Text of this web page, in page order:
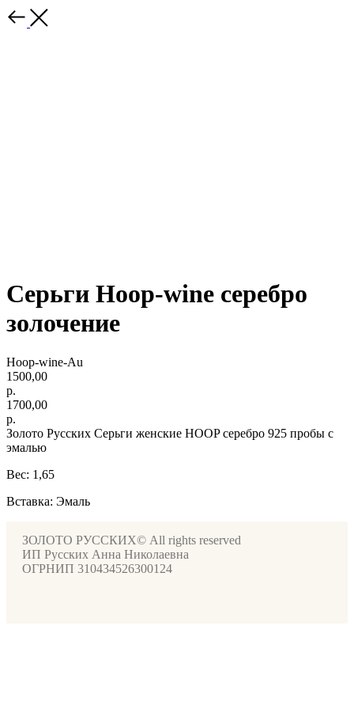
Серьги Hoop-wine серебро
золочение
Hoop-wine-Au
1500,00
р.
1700,00
р.
Золото Русских Серьги женские HOOP серебро 925 пробы с
эмалью
Вес: 1,65
Вставка: Эмаль
ЗОЛОТО РУССКИХ© All rights reserved
ИП Русских Анна Николаевна
ОГРНИП 310434526300124